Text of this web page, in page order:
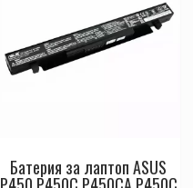
Батерия за лаптоп ASUS